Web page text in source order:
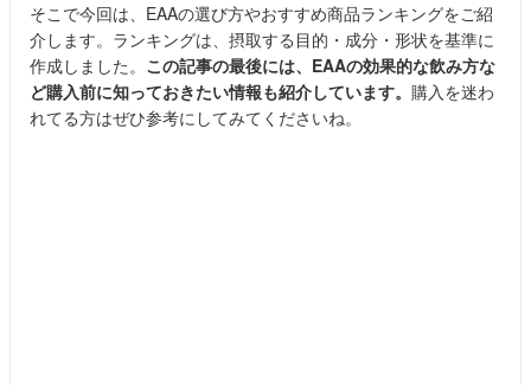
そこで今回は、EAAの選び方やおすすめ商品ランキングをご紹
介します。ランキングは、摂取する目的・成分・形状を基準に
作成しました。 この記事の最後には、EAAの効果的な飲み方な
ど購入前に知っておきたい情報も紹介しています。 購入を迷わ
れてる方はぜひ参考にしてみてくださいね。